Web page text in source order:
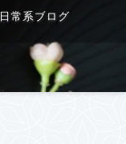
常系ブログ